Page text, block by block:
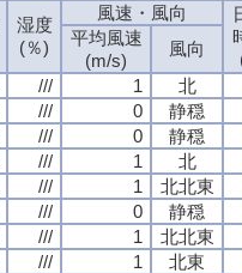
湿度
(％)
風速・風向
平均風速
(m/s)
風向
/// 1
北
/// 0
静穏
/// 0
静穏
/// 1
北
/// 1
北北東
/// 0
静穏
/// 1
北北東
/// 1
北東